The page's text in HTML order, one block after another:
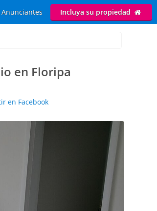
Incluya su propiedad
en Floripa
en Facebook